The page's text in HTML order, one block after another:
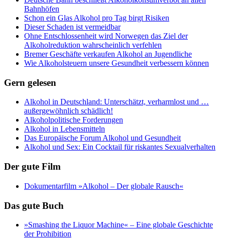
Bahnhöfen
Schon ein Glas Alkohol pro Tag birgt Risiken
Dieser Schaden ist vermeidbar
Ohne Entschlossenheit wird Norwegen das Ziel der
Alkoholreduktion wahrscheinlich verfehlen
Bremer Geschäfte verkaufen Alkohol an Jugendliche
Wie Alkoholsteuern unsere Gesundheit verbessern können
Gern gelesen
Alkohol in Deutschland: Unterschätzt, verharmlost und …
außergewöhnlich schädlich!
Alkoholpolitische Forderungen
Alkohol in Lebensmitteln
Das Europäische Forum Alkohol und Gesundheit
Alkohol und Sex: Ein Cocktail für riskantes Sexualverhalten
Der gute Film
Dokumentarfilm »Alkohol – Der globale Rausch«
Das gute Buch
»Smashing the Liquor Machine« ‒ Eine globale Geschichte
der Prohibition